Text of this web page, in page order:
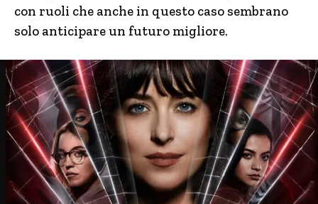
con ruoli che anche in questo caso sembrano
solo anticipare un futuro migliore.